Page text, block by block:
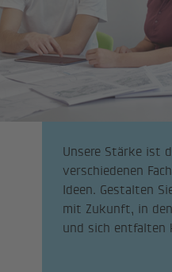
Unsere Stärke ist
verschiedenen
Ideen. Gestalten
mit Zukunft, in
und sich entfalten